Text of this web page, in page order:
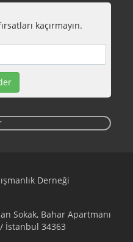
kaçırmayın.
Derneği
Sokak, Bahar Apartmanı
İstanbul 34363